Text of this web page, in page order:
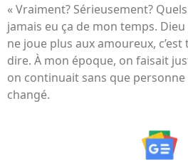
« Vraiment? Sérieusement?
jamais eu ça de mon temps. Dieu
ne joue plus aux amoureux,
dire. À mon époque, on faisait
on continuait sans que personne
changé.